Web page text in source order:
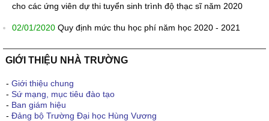
cho các ứng viên dự thi tuyển sinh trình độ thạc sĩ năm 2020
02/01/2020 Quy định mức thu học phí năm học 2020 - 2021
GIỚI THIỆU NHÀ TRƯỜNG
- Giới thiệu chung
- Sứ mạng, mục tiêu đào tạo
- Ban giám hiệu
- Đảng bộ Trường Đại học Hùng Vương